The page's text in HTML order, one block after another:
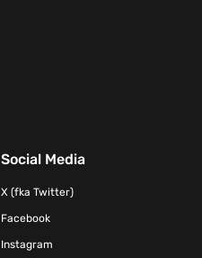
Social Media
X (fka Twitter)
Facebook
Instagram